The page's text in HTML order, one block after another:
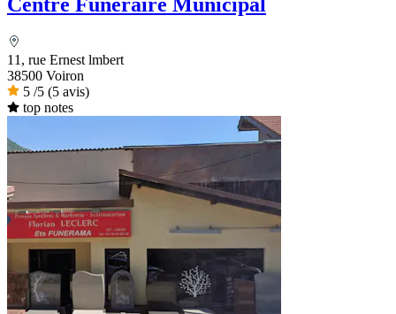
11, rue Ernest lmbert
38500 Voiron
5 /5 (5 avis)
top notes